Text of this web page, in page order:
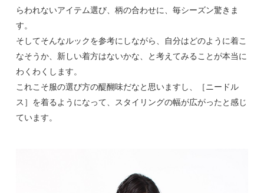
らわれないアイテム選び、柄の合わせに、毎シーズン驚きま
す。
そしてそんなルックを参考にしながら、自分はどのように着こ
なそうか、新しい着方はないかな、と考えてみることが本当に
わくわくします。
これこそ服の選び方の醍醐味だなと思いますし、［ニードル
ス］を着るようになって、スタイリングの幅が広がったと感じ
ています。